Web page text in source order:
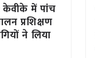
में पांच
प्रशिक्षण
ने लिया